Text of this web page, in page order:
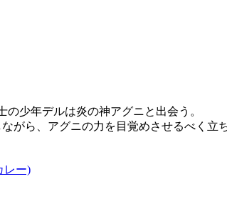
少年デルは炎の神アグニと出会う。
がら、アグニの力を目覚めさせるべく立
レー)